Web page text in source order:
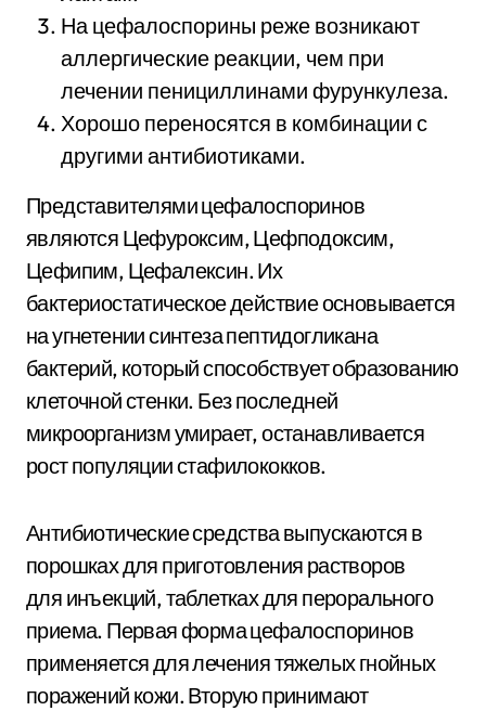
На цефалоспорины реже возникают
аллергические реакции, чем при
лечении пенициллинами фурункулеза.
Хорошо переносятся в комбинации с
другими антибиотиками.
Представителями цефалоспоринов
являются Цефуроксим, Цефподоксим,
Цефипим, Цефалексин. Их
бактериостатическое действие основывается
на угнетении синтеза пептидогликана
бактерий, который способствует образованию
клеточной стенки. Без последней
микроорганизм умирает, останавливается
рост популяции стафилококков.
Антибиотические средства выпускаются в
порошках для приготовления растворов
для инъекций, таблетках для перорального
приема. Первая форма цефалоспоринов
применяется для лечения тяжелых гнойных
поражений кожи. Вторую принимают